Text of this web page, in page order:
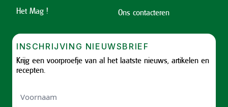
Het Mag !
Ons contacteren
INSCHRIJVING NIEUWSBRIEF
Krijg een voorproefje van al het laatste nieuws, artikelen en
recepten.